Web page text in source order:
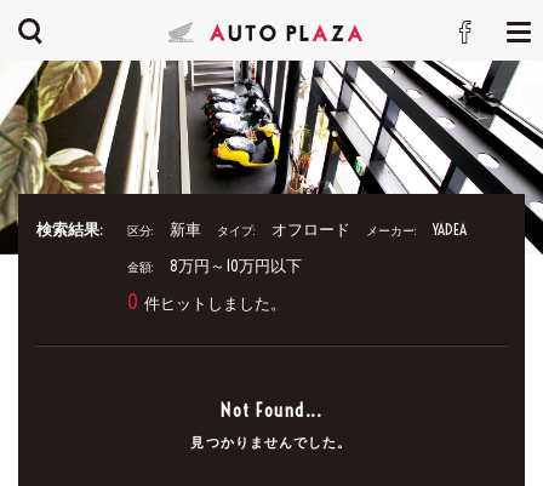
検索結果: 区分: 新車 タイプ: オフロード メーカー: YADEA
金額: 8万円～10万円以下
0 件ヒットしました。
Not Found...
見つかりませんでした。